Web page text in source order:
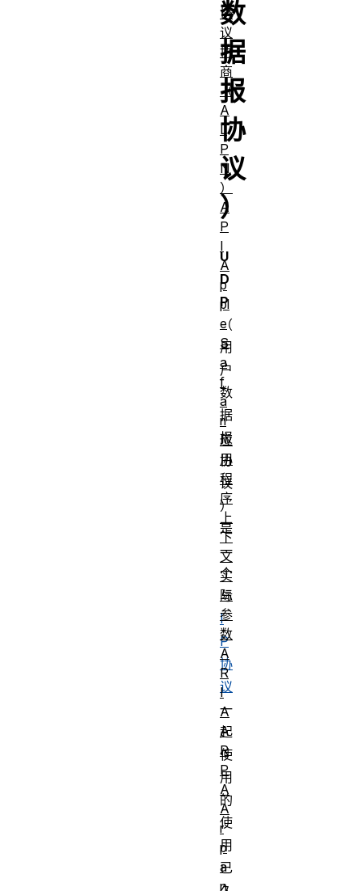
数
据
报
协
议
）
U
D
P
（
用
户
数
据
报
协
议
）
是
一
个
与
I
P
协
议
一
起
使
用
的
使
用
已
协
议
协
商
（
A
L
P
N
）
A
P
I
A
p
pl
e
S
a
f
a
ri
应
用
程
序
上
下
文
实
际
参
数
A
R
I
A
A
R
P
A
A
r
p
a
n